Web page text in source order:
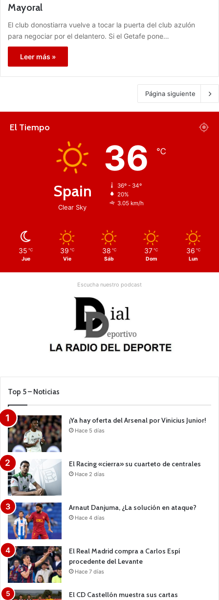
Mayoral
El club donostiarra vuelve a tocar la puerta del club azulón
para negociar por el delantero. Si el Getafe pone…
Leer más »
Página siguiente
El Tiempo
Spain
Clear Sky
36 ℃
36º - 34º
20%
3.05 km/h
35 ℃
Jue
39 ℃
Vie
38 ℃
Sáb
37 ℃
Dom
36 ℃
Lun
Escucha nuestro podcast
Top 5 – Noticias
¡Ya hay oferta del Arsenal por Vinicius Junior!
Hace 5 días
El Racing «cierra» su cuarteto de centrales
Hace 2 días
Arnaut Danjuma, ¿La solución en ataque?
Hace 4 días
El Real Madrid compra a Carlos Espí
procedente del Levante
Hace 7 días
El CD Castellón muestra sus cartas